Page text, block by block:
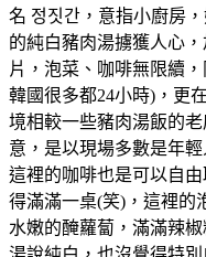
名 정짓간，意指小廚房
的純白豬肉湯擄獲人心
片，泡菜、咖啡無限續
韓國很多都24小時)，更
境相較一些豬肉湯飯的
意，是以現場多數是年
這裡的咖啡也是可以自
得滿滿一桌(笑)，這裡的
水嫩的醃蘿蔔，滿滿辣